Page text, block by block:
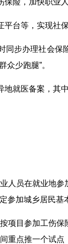
险，加快职业
台等，实现社
同步办理社会
众少跑腿”。
就医备案，其
人员在就业地
参加城乡居民基
项目参加工伤
重点推一个试